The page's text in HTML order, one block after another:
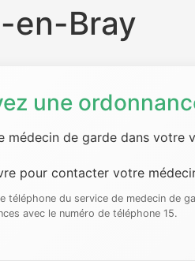
en-Bray
une
médecin de garde dans votre
pour contacter votre
téléphone du service de medecin de
avec le numéro de téléphone 15.